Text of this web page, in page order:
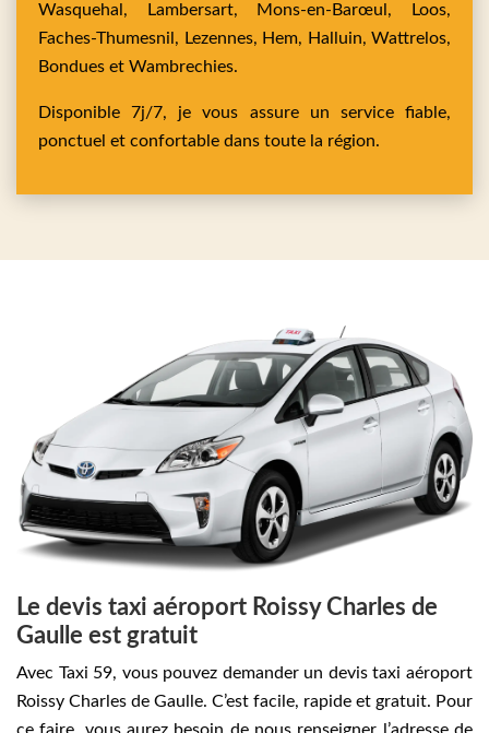
Wasquehal,
Lambersart, Mons-en-Barœul,
Loos,
Faches-Thumesnil, Lezennes, Hem, Halluin, Wattrelos,
Bondues et Wambrechies.
Disponible 7j/7, je vous assure un service fiable,
ponctuel et confortable dans toute la région.
Le devis taxi aéroport Roissy Charles de
Gaulle est gratuit
Avec Taxi 59, vous pouvez demander un devis taxi aéroport
Roissy Charles de Gaulle. C’est facile, rapide et gratuit. Pour